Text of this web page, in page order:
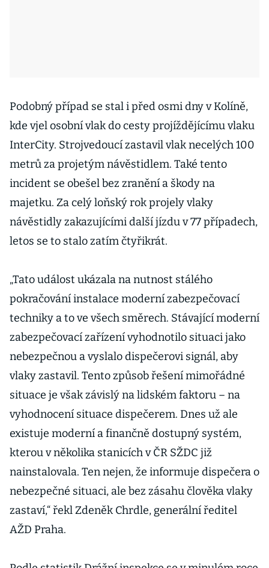
Podobný případ se stal i před osmi dny v Kolíně,
kde vjel osobní vlak do cesty projíždějícímu vlaku
InterCity. Strojvedoucí zastavil vlak necelých 100
metrů za projetým návěstidlem. Také tento
incident se obešel bez zranění a škody na
majetku. Za celý loňský rok projely vlaky
návěstidly zakazujícími další jízdu v 77 případech,
letos se to stalo zatím čtyřikrát.
„Tato událost ukázala na nutnost stálého
pokračování instalace moderní zabezpečovací
techniky a to ve všech směrech. Stávající moderní
zabezpečovací zařízení vyhodnotilo situaci jako
nebezpečnou a vyslalo dispečerovi signál, aby
vlaky zastavil. Tento způsob řešení mimořádné
situace je však závislý na lidském faktoru – na
vyhodnocení situace dispečerem. Dnes už ale
existuje moderní a finančně dostupný systém,
kterou v několika stanicích v ČR SŽDC již
nainstalovala. Ten nejen, že informuje dispečera o
nebezpečné situaci, ale bez zásahu člověka vlaky
zastaví,“ řekl Zdeněk Chrdle, generální ředitel
AŽD Praha.